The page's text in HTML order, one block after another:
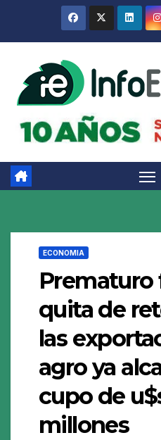
ECONOMIA
Prematuro
quita de
las
agro ya
cupo de
millones